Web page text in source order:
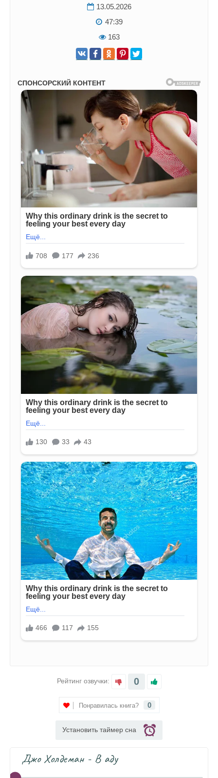
13.05.2026
47:39
163
Рейтинг озвучки: 0
Понравилась книга? 0
Установить таймер сна
Джо Холдеман - В аду